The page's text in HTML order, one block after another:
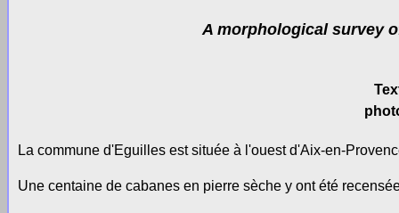
A morphological survey
La commune d'Eguilles est située à l'ouest d'Aix-en-
Une centaine de cabanes en pierre sèche y ont été